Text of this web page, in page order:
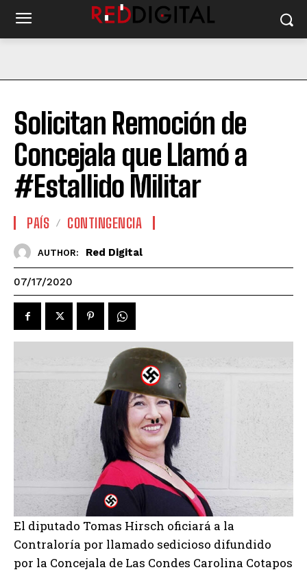
Solicitan Remoción de
Concejala que Llamó a
#Estallido Militar
PAÍS CONTINGENCIA
AUTHOR: Red Digital
07/17/2020
El diputado Tomas Hirsch oficiará a la
Contraloría por llamado sedicioso difundido
por la Concejala de Las Condes Carolina Cotapos